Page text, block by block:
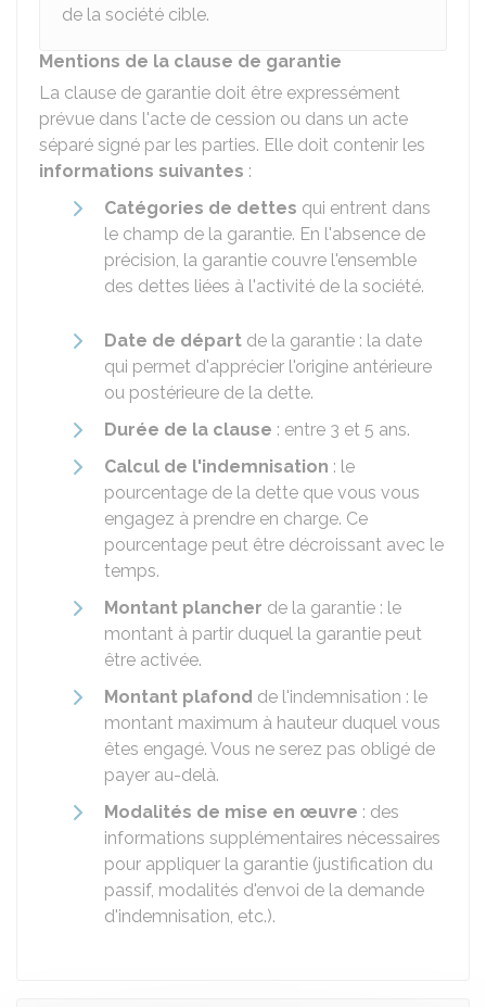
de la société cible.
Mentions de la clause de garantie
La clause de garantie doit être expressément
prévue dans l'acte de cession ou dans un acte
séparé signé par les parties. Elle doit contenir les
informations suivantes :
Catégories de dettes qui entrent dans
le champ de la garantie. En l'absence de
précision, la garantie couvre l'ensemble
des dettes liées à l'activité de la société.
Date de départ de la garantie : la date
qui permet d'apprécier l'origine antérieure
ou postérieure de la dette.
Durée de la clause : entre 3 et 5 ans.
Calcul de l'indemnisation : le
pourcentage de la dette que vous vous
engagez à prendre en charge. Ce
pourcentage peut être décroissant avec le
temps.
Montant plancher de la garantie : le
montant à partir duquel la garantie peut
être activée.
Montant plafond de l'indemnisation : le
montant maximum à hauteur duquel vous
êtes engagé. Vous ne serez pas obligé de
payer au-delà.
Modalités de mise en œuvre : des
informations supplémentaires nécessaires
pour appliquer la garantie (justification du
passif, modalités d'envoi de la demande
d'indemnisation, etc.).